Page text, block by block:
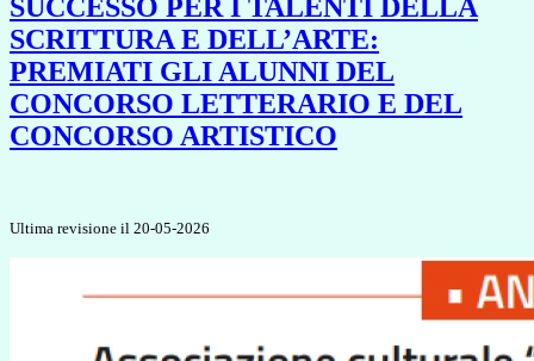
SUCCESSO PER I TALENTI DELLA
SCRITTURA E DELL’ARTE:
PREMIATI GLI ALUNNI DEL
CONCORSO LETTERARIO E DEL
CONCORSO ARTISTICO
Ultima revisione il 20-05-2026